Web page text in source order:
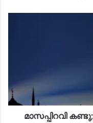
മാസപ്പിറവി